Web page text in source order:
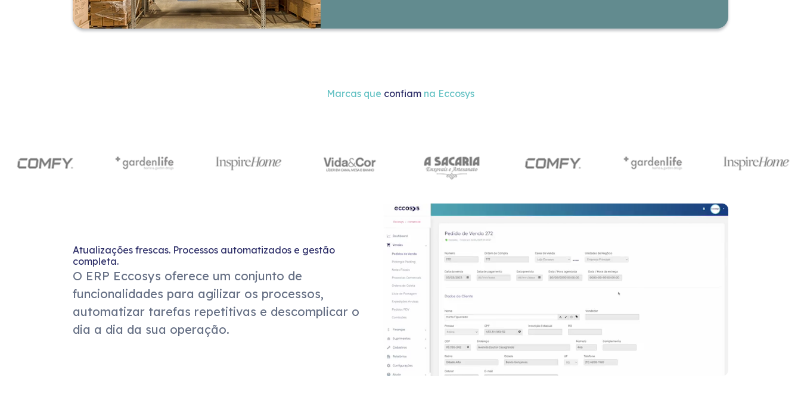
Marcas que confiam na Eccosys
Atualizações frescas. Processos automatizados e gestão
completa.
O ERP Eccosys oferece um conjunto de
funcionalidades para agilizar os processos,
automatizar tarefas repetitivas e descomplicar o
dia a dia da sua operação.